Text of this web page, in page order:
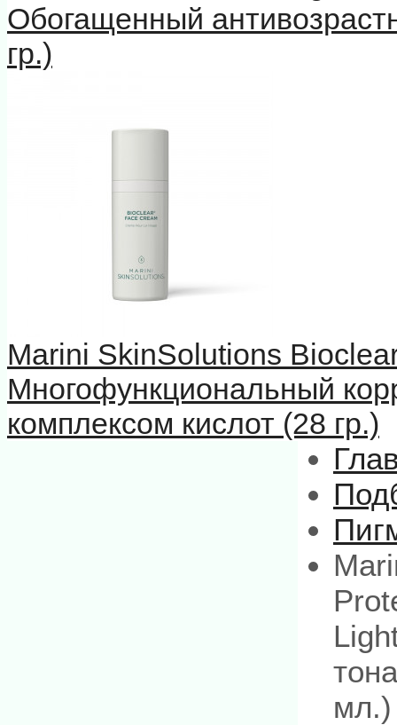
Обогащенный
гр.)
Marini SkinSolutions
Многофункциональный
комплексом кислот (28 гр.)
мл.)